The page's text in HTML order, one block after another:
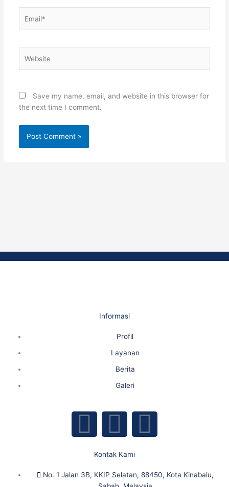
Save my name, email, and website in this browser for
the next time I comment.
Informasi
Profil
Layanan
Berita
Galeri
F
a
c
Y
o
u
I
s
Kontak Kami
No. 1 Jalan 3B, KKIP Selatan, 88450, Kota Kinabalu,